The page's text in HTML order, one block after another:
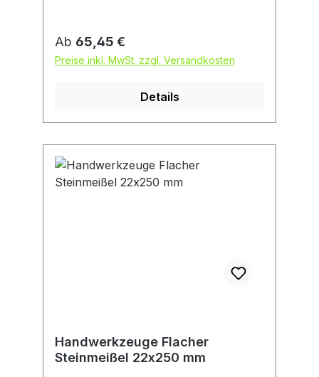
Regulärer Preis:
Ab 65,45 €
Preise inkl. MwSt. zzgl. Versandkosten
Details
Handwerkzeuge Flacher
Steinmeißel 22x250 mm